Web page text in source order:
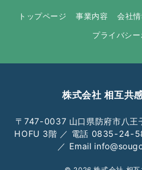
トップページ 事業内容 会社
プライバシ
株式会社 相互共
〒747-0037 山口県防府市八
HOFU 3階 ／ 電話 0835-24-
／ Email